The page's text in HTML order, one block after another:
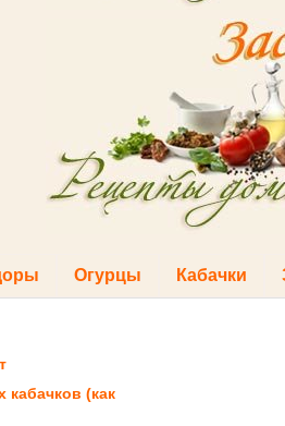
Огурцы Кабачки
кабачков (как